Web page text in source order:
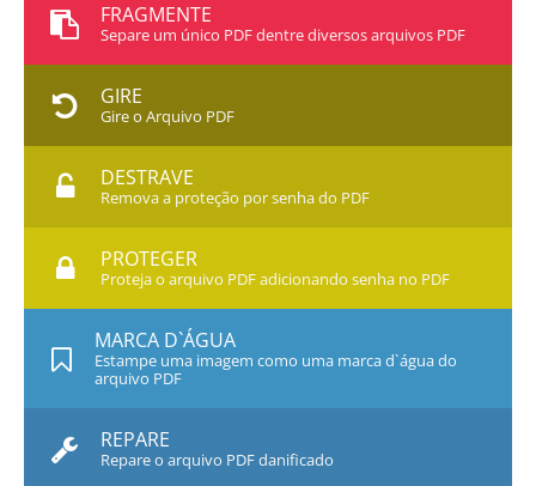
FRAGMENTE
Separe um único PDF dentre diversos arquivos PDF
GIRE
Gire o Arquivo PDF
DESTRAVE
Remova a proteção por senha do PDF
PROTEGER
Proteja o arquivo PDF adicionando senha no PDF
MARCA D`ÁGUA
Estampe uma imagem como uma marca d`água do
arquivo PDF
REPARE
Repare o arquivo PDF danificado